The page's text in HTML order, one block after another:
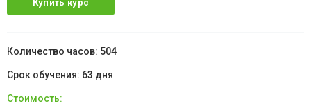
Купить курс
504
63 дня